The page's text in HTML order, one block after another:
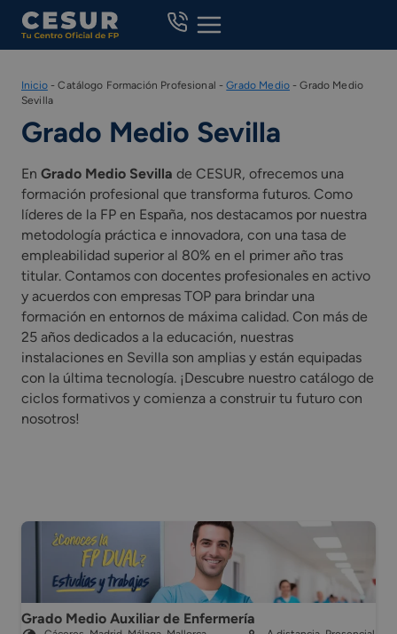
Skip
content
Inicio-Catálogo Formación Profesional -Grado Medio-Grado Medio
Sevilla
Grado Medio Sevilla
En Grado Medio Sevilla de CESUR, ofrecemos una
formación profesional que transforma futuros. Como
líderes de la FP en España, nos destacamos por nuestra
metodología práctica e innovadora, con una tasa de
empleabilidad superior al 80% en el primer año tras
titular. Contamos con docentes profesionales en activo
y acuerdos con empresas TOP para brindar una
formación en entornos de máxima calidad. Con más de
25 años dedicados a la educación, nuestras
instalaciones en Sevilla son amplias y están equipadas
con la última tecnología. ¡Descubre nuestro catálogo de
ciclos formativos y comienza a construir tu futuro con
nosotros!
Grado Medio Auxiliar de Enfermería